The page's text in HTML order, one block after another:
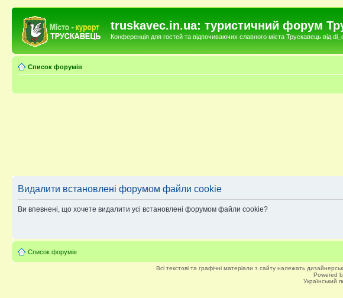
truskavec.in.ua: туристичний форум
Конференція для гостей та відпочиваючих славного міста Трускавець від
Список форумів
Видалити встановлені форумом файли cookie
Ви впевнені, що хочете видалити усі встановлені форумом файли cookie?
Список форумів
Всі текстові та графічні матеріали з сайту належать
Powered
Український